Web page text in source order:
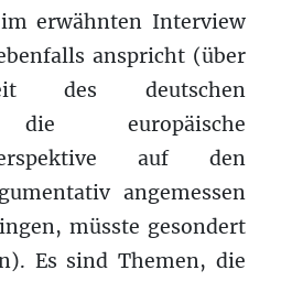
erwähnten Interview
anspricht (über
des deutschen
die europäische
auf den
angemessen
müsste gesondert
Es sind Themen, die